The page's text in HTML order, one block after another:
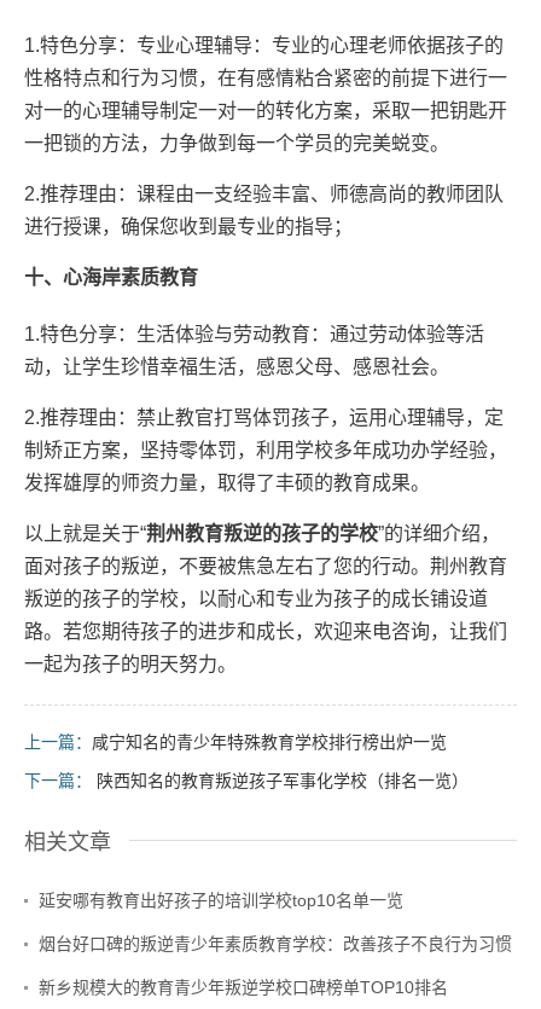
1.特色分享：专业心理辅导：专业的心理老师依据孩子的
性格特点和行为习惯，在有感情粘合紧密的前提下进行一
对一的心理辅导制定一对一的转化方案，采取一把钥匙开
一把锁的方法，力争做到每一个学员的完美蜕变。
2.推荐理由：课程由一支经验丰富、师德高尚的教师团队
进行授课，确保您收到最专业的指导；
十、心海岸素质教育
1.特色分享：生活体验与劳动教育：通过劳动体验等活
动，让学生珍惜幸福生活，感恩父母、感恩社会。
2.推荐理由：禁止教官打骂体罚孩子，运用心理辅导，定
制矫正方案，坚持零体罚，利用学校多年成功办学经验，
发挥雄厚的师资力量，取得了丰硕的教育成果。
以上就是关于“荆州教育叛逆的孩子的学校”的详细介绍，
面对孩子的叛逆，不要被焦急左右了您的行动。荆州教育
叛逆的孩子的学校，以耐心和专业为孩子的成长铺设道
路。若您期待孩子的进步和成长，欢迎来电咨询，让我们
一起为孩子的明天努力。
上一篇： 咸宁知名的青少年特殊教育学校排行榜出炉一览
下一篇：
陕西知名的教育叛逆孩子军事化学校（排名一览）
相关文章
延安哪有教育出好孩子的培训学校top10名单一览
烟台好口碑的叛逆青少年素质教育学校：改善孩子不良行为习惯
新乡规模大的教育青少年叛逆学校口碑榜单TOP10排名